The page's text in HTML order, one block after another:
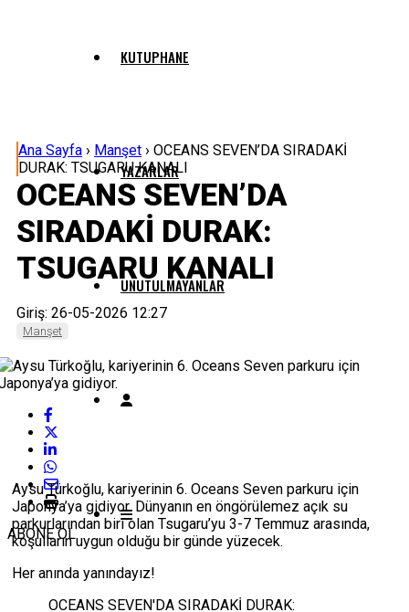
KUTUPHANE
YAZARLAR
UNUTULMAYANLAR
Ana Sayfa › Manşet › OCEANS SEVEN’DA SIRADAKİ
DURAK: TSUGARU KANALI
OCEANS SEVEN’DA
SIRADAKİ DURAK:
TSUGARU KANALI
Giriş: 26-05-2026 12:27
Manşet
ABONE OL
Aysu Türkoğlu, kariyerinin 6. Oceans Seven parkuru için
Japonya’ya gidiyor. Dünyanın en öngörülemez açık su
parkurlarından biri olan Tsugaru’yu 3-7 Temmuz arasında,
koşulların uygun olduğu bir günde yüzecek.
Her anında yanındayız!
OCEANS SEVEN'DA SIRADAKİ DURAK: